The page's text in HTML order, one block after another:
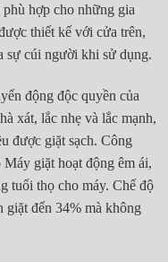
hợp cho những gia
thiết kế với cửa trên,
sự cúi người khi sử dụng.
động độc quyền của
xát, lắc nhẹ và lắc mạnh,
được giặt sạch. Công
giặt hoạt động êm ái,
tuổi thọ cho máy. Chế độ
giặt đến 34% mà không